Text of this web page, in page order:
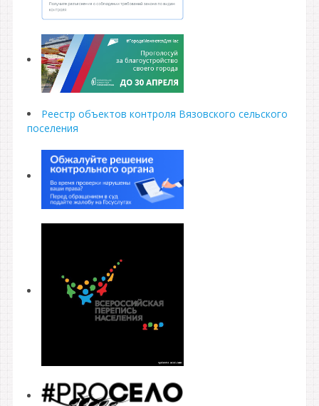
Реестр объектов контроля Вязовского сельского
поселения